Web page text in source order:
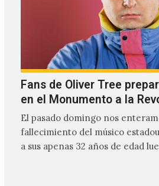
Fans de Oliver Tree
en el Monumento a la
El pasado domingo nos
fallecimiento del músico
a sus apenas 32 años de edad